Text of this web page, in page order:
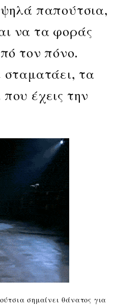
παπούτσια,
να τα φοράς
τον πόνο.
τα
έχεις την
σημαίνει θάνατος για